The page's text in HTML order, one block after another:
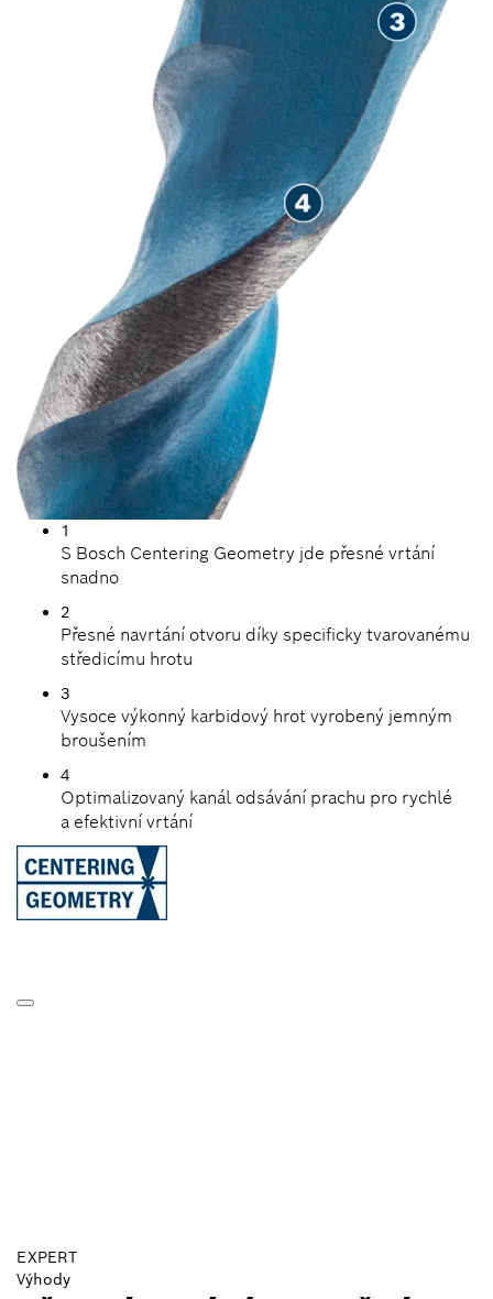
1
S Bosch Centering Geometry jde přesné vrtání
snadno
2
Přesné navrtání otvoru díky specificky tvarovanému
středicímu hrotu
3
Vysoce výkonný karbidový hrot vyrobený jemným
broušením
4
Optimalizovaný kanál odsávání prachu pro rychlé
a efektivní vrtání
EXPERT
Výhody